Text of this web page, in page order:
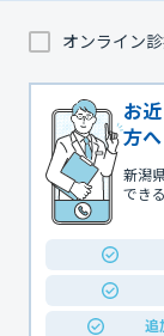
オンライン
お
方へ
新潟
でき
追